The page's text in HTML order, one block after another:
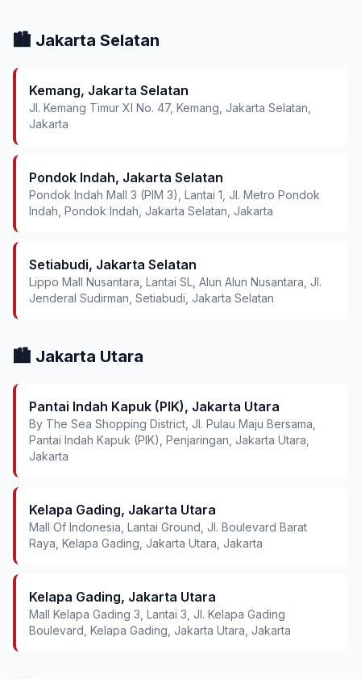
🏙️ Jakarta Selatan
Kemang, Jakarta Selatan
Jl. Kemang Timur XI No. 47, Kemang, Jakarta Selatan,
Jakarta
Pondok Indah, Jakarta Selatan
Pondok Indah Mall 3 (PIM 3), Lantai 1, Jl. Metro Pondok
Indah, Pondok Indah, Jakarta Selatan, Jakarta
Setiabudi, Jakarta Selatan
Lippo Mall Nusantara, Lantai SL, Alun Alun Nusantara, Jl.
Jenderal Sudirman, Setiabudi, Jakarta Selatan
🏙️ Jakarta Utara
Pantai Indah Kapuk (PIK), Jakarta Utara
By The Sea Shopping District, Jl. Pulau Maju Bersama,
Pantai Indah Kapuk (PIK), Penjaringan, Jakarta Utara,
Jakarta
Kelapa Gading, Jakarta Utara
Mall Of Indonesia, Lantai Ground, Jl. Boulevard Barat
Raya, Kelapa Gading, Jakarta Utara, Jakarta
Kelapa Gading, Jakarta Utara
Mall Kelapa Gading 3, Lantai 3, Jl. Kelapa Gading
Boulevard, Kelapa Gading, Jakarta Utara, Jakarta